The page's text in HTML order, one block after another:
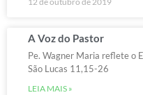
A Voz do Pastor
Pe. Wagner Maria reflete o
São Lucas 11,15-26
LEIA MAIS »